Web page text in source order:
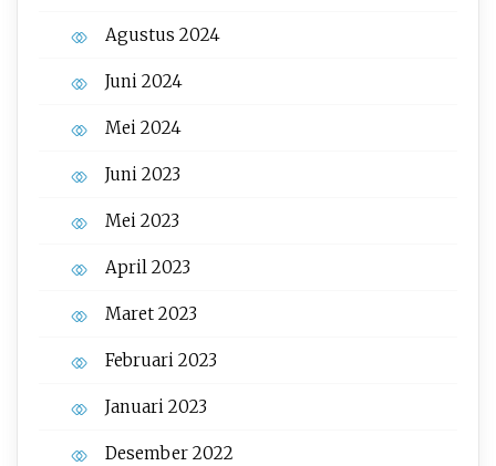
Agustus 2024
Juni 2024
Mei 2024
Juni 2023
Mei 2023
April 2023
Maret 2023
Februari 2023
Januari 2023
Desember 2022